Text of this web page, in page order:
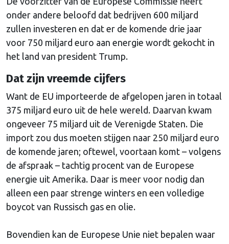
onder andere beloofd dat bedrijven 600 miljard
zullen investeren en dat er de komende drie jaar
voor 750 miljard euro aan energie wordt gekocht in
het land van president Trump.
Dat zijn vreemde cijfers
Want de EU importeerde de afgelopen jaren in totaal
375 miljard euro uit de hele wereld. Daarvan kwam
ongeveer 75 miljard uit de Verenigde Staten. Die
import zou dus moeten stijgen naar 250 miljard euro
de komende jaren; oftewel, voortaan komt – volgens
de afspraak – tachtig procent van de Europese
energie uit Amerika. Daar is meer voor nodig dan
alleen een paar strenge winters en een volledige
boycot van Russisch gas en olie.
Bovendien kan de Europese Unie niet bepalen waar